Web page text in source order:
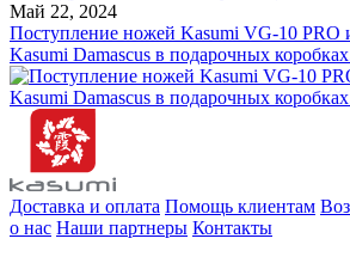
Май 22, 2024
Поступление ножей Kasumi VG-10 PRO
Kasumi Damascus в подарочных
Доставка и оплата Помощь клиентам
о нас Наши партнеры Контакты